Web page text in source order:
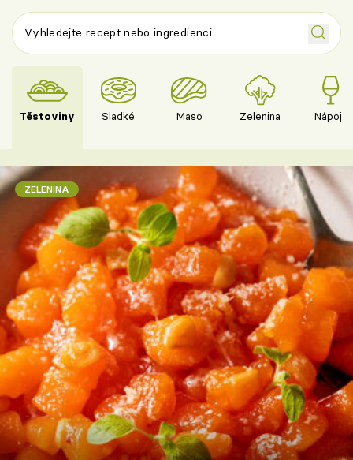
Těstoviny Sladké Maso Zelenina Nápoje
ZELENINA